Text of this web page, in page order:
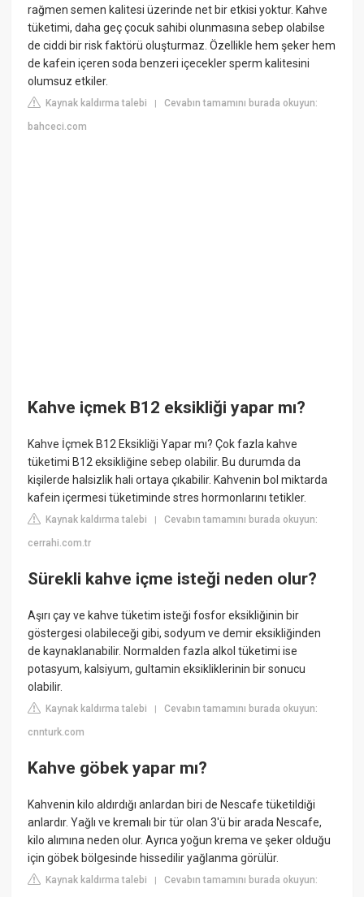
rağmen semen kalitesi üzerinde net bir etkisi yoktur. Kahve
tüketimi, daha geç çocuk sahibi olunmasına sebep olabilse
de ciddi bir risk faktörü oluşturmaz. Özellikle hem şeker hem
de kafein içeren soda benzeri içecekler sperm kalitesini
olumsuz etkiler.
Kaynak kaldırma talebi |Cevabın tamamını burada okuyun:
bahceci.com
Kahve içmek B12 eksikliği yapar mı?
Kahve İçmek B12 Eksikliği Yapar mı? Çok fazla kahve
tüketimi B12 eksikliğine sebep olabilir. Bu durumda da
kişilerde halsizlik hali ortaya çıkabilir. Kahvenin bol miktarda
kafein içermesi tüketiminde stres hormonlarını tetikler.
Kaynak kaldırma talebi |Cevabın tamamını burada okuyun:
cerrahi.com.tr
Sürekli kahve içme isteği neden olur?
Aşırı çay ve kahve tüketim isteği fosfor eksikliğinin bir
göstergesi olabileceği gibi, sodyum ve demir eksikliğinden
de kaynaklanabilir. Normalden fazla alkol tüketimi ise
potasyum, kalsiyum, gultamin eksikliklerinin bir sonucu
olabilir.
Kaynak kaldırma talebi |Cevabın tamamını burada okuyun:
cnnturk.com
Kahve göbek yapar mı?
Kahvenin kilo aldırdığı anlardan biri de Nescafe tüketildiği
anlardır. Yağlı ve kremalı bir tür olan 3'ü bir arada Nescafe,
kilo alımına neden olur. Ayrıca yoğun krema ve şeker olduğu
için göbek bölgesinde hissedilir yağlanma görülür.
Kaynak kaldırma talebi |Cevabın tamamını burada okuyun: